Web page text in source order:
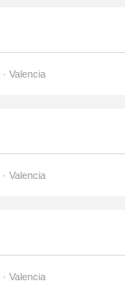
Valencia
Valencia
Valencia